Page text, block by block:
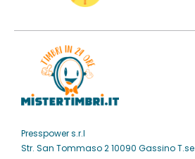
Presspower s.r.l
Str. San Tommaso 2 10090 Gassino T.se